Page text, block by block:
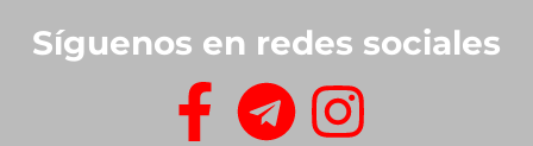
Síguenos en redes sociales